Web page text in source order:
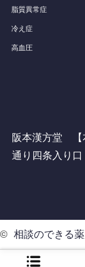
脂質異常症
冷え症
高血圧
阪本漢方堂 【
通り四条入り
© 相談のできる